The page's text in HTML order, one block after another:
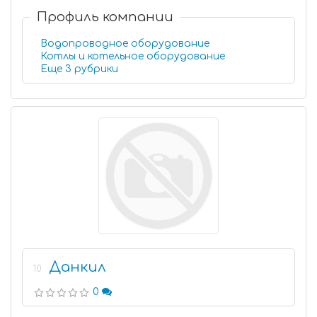
Профиль компании
Водопроводное оборудование
Котлы и котельное оборудование
Еще 3 рубрики
10 Данкил
0